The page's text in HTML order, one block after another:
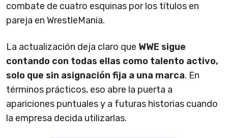
combate de cuatro esquinas por los títulos en
pareja en WrestleMania.
La actualización deja claro que WWE sigue
contando con todas ellas como talento activo,
solo que sin asignación fija a una marca. En
términos prácticos, eso abre la puerta a
apariciones puntuales y a futuras historias cuando
la empresa decida utilizarlas.